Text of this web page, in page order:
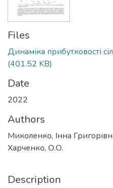
Files
Динаміка прибутковості
(401.52 KB)
Date
2022
Authors
Миколенко, Інна
Харченко, О.О.
Description